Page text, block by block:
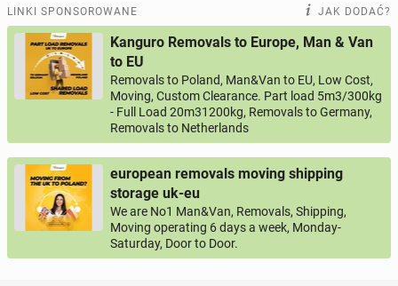
LINKI SPONSOROWANE JAK DODAĆ?
Kanguro Removals to Europe, Man & Van
to EU
Removals to Poland, Man&Van to EU, Low Cost,
Moving, Custom Clearance. Part load 5m3/300kg
- Full Load 20m31200kg, Removals to Germany,
Removals to Netherlands
european removals moving shipping
storage uk-eu
We are No1 Man&Van, Removals, Shipping,
Moving operating 6 days a week, Monday-
Saturday, Door to Door.